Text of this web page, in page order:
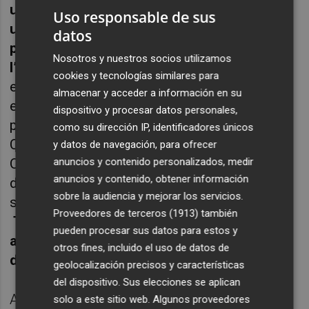
un esforç, és una empresa difícil si no ets
un glaç. El vincle sentimental és massa
poderós. Guardar compulsivament atrotina
l’esperit i la memòria.Posats a intentar cert
equilibri, amb habilitat i destresa, com
endrecem les idees? Com n’establim la
prioritat? A quin calaix posem els neguits?
Centrifugats o els donem un cop de planxa?
On deixem la imaginació? En quin ordre
disposem la injustícia? Com dobleguem la
solitud per conservar-la sense arrugues?
Tanta esporgada no fa por? Què fa més
angoixa l’estrès de l’embolic o l’estrès del
desendreçament?
A mesura que passa el temps recopilem
Uso responsable de sus
datos
Nosotros y nuestros socios utilizamos
cookies y tecnologías similares para
almacenar y acceder a información en su
dispositivo y procesar datos personales,
como su dirección IP, identificadores únicos
y datos de navegación, para ofrecer
anuncios y contenido personalizados, medir
anuncios y contenido, obtener información
sobre la audiencia y mejorar los servicios.
Proveedores de terceros (1913) también
pueden procesar sus datos para estos y
otros fines, incluido el uso de datos de
geolocalización precisos y características
del dispositivo. Sus elecciones se aplican
solo a este sitio web. Algunos proveedores